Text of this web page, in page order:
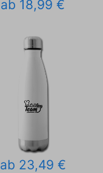
ab 18,99 €
ab 23,49 €